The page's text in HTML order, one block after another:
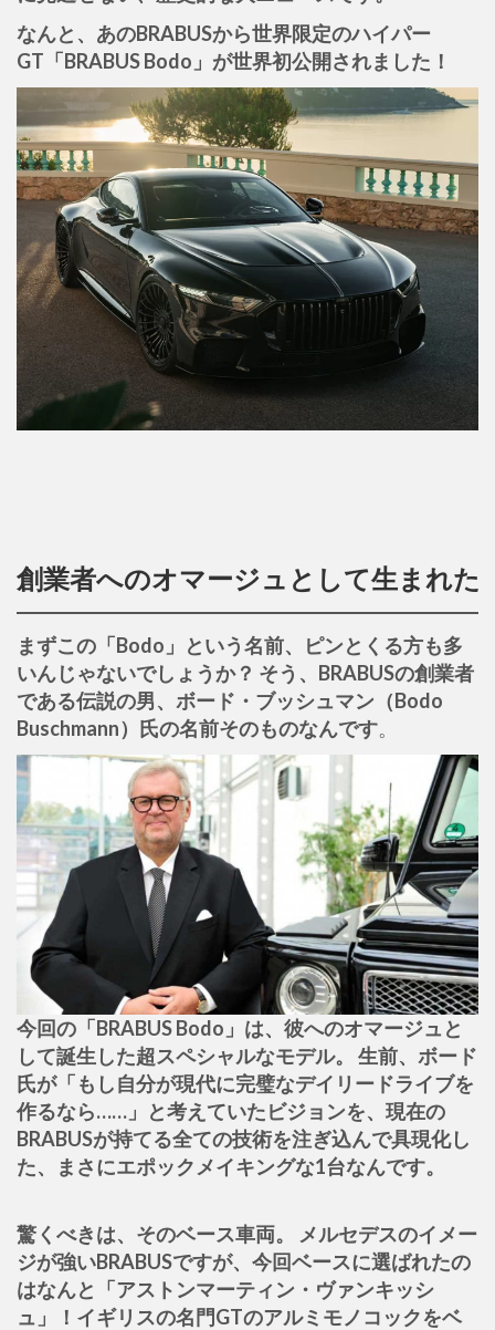
なんと、あのBRABUSから世界限定のハイパー
GT「BRABUS Bodo」が世界初公開されました！
創業者へのオマージュとして生まれた
まずこの「Bodo」という名前、ピンとくる方も多
いんじゃないでしょうか？ そう、BRABUSの創業者
である伝説の男、ボード・ブッシュマン（Bodo
Buschmann）氏の名前そのものなんです。
今回の「BRABUS Bodo」は、彼へのオマージュと
して誕生した超スペシャルなモデル。 生前、ボード
氏が「もし自分が現代に完璧なデイリードライブを
作るなら……」と考えていたビジョンを、現在の
BRABUSが持てる全ての技術を注ぎ込んで具現化し
た、まさにエポックメイキングな1台なんです。
驚くべきは、そのベース車両。 メルセデスのイメー
ジが強いBRABUSですが、今回ベースに選ばれたの
はなんと「アストンマーティン・ヴァンキッシ
ュ」！イギリスの名門GTのアルミモノコックをベ